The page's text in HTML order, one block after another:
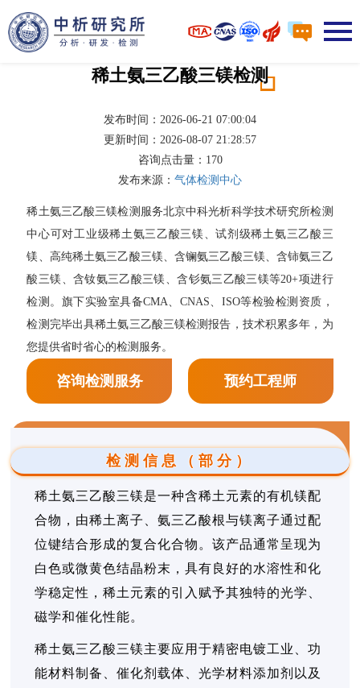
稀土氨三乙酸三镁检测
发布时间：2026-06-21 07:00:04
更新时间：2026-08-07 21:28:57
咨询点击量： 170
发布来源： 气体检测中心
稀土氨三乙酸三镁检测服务北京中科光析科学技术研究所检测
中心可对工业级稀土氨三乙酸三镁、试剂级稀土氨三乙酸三
镁、高纯稀土氨三乙酸三镁、含镧氨三乙酸三镁、含铈氨三乙
酸三镁、含钕氨三乙酸三镁、含钐氨三乙酸三镁等20+项进行
检测。旗下实验室具备CMA、CNAS、ISO等检验检测资质，
检测完毕出具稀土氨三乙酸三镁检测报告，技术积累多年，为
您提供省时省心的检测服务。
咨询检测服务 预约工程师
检测信息（部分）
稀土氨三乙酸三镁是一种含稀土元素的有机镁配
合物，由稀土离子、氨三乙酸根与镁离子通过配
位键结合形成的复合化合物。该产品通常呈现为
白色或微黄色结晶粉末，具有良好的水溶性和化
学稳定性，稀土元素的引入赋予其独特的光学、
磁学和催化性能。
稀土氨三乙酸三镁主要应用于精密电镀工业、功
能材料制备、催化剂载体、光学材料添加剂以及